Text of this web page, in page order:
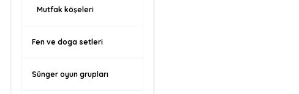
Mutfak köşeleri
Fen ve doga setleri
Sünger oyun grupları